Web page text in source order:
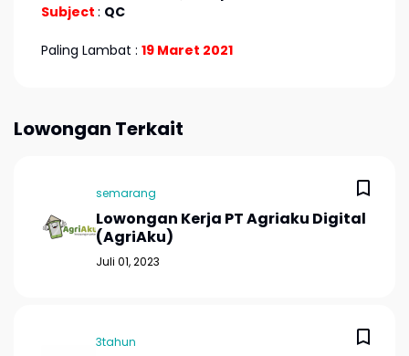
Subject : QC
Paling Lambat : 19 Maret 2021
Lowongan Terkait
semarang
Lowongan Kerja PT Agriaku Digital
(AgriAku)
Juli 01, 2023
3tahun